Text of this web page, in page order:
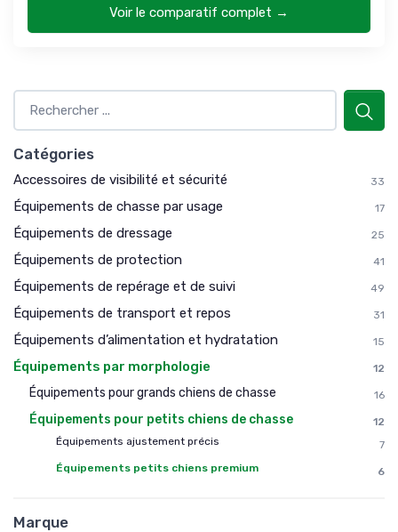
Voir le comparatif complet →
Catégories
Accessoires de visibilité et sécurité 33
Équipements de chasse par usage 17
Équipements de dressage 25
Équipements de protection 41
Équipements de repérage et de suivi 49
Équipements de transport et repos 31
Équipements d’alimentation et hydratation 15
Équipements par morphologie 12
Équipements pour grands chiens de chasse 16
Équipements pour petits chiens de chasse
12
Équipements ajustement précis
7
Équipements petits chiens premium
6
Marque